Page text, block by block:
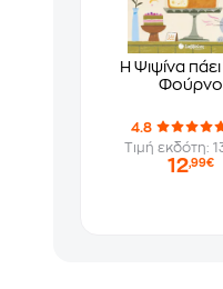
Η Ψιψίνα
Φούρνο
4.8
Τιμή εκδότη:
12,99€